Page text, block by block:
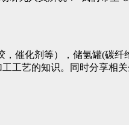
催化剂等），储氢罐(碳纤
工艺的知识。同时分享相